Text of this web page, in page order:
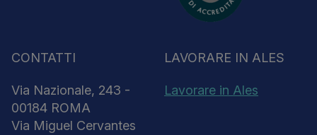
CONTATTI
Via Nazionale, 243 -
00184 ROMA
Via Miguel Cervantes
LAVORARE IN ALES
Lavorare in Ales